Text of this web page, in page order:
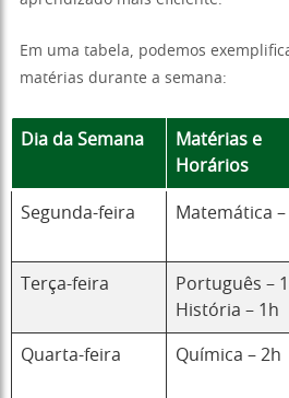
Em uma tabela, podemos
matérias durante a semana:
Dia da Semana
Matérias e
Horários
Segunda-feira Matemática –
Terça-feira
Português –
História – 1h
Quarta-feira Química – 2h